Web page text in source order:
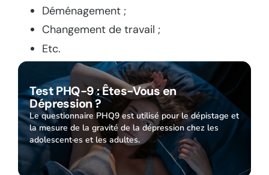
Déménagement ;
Changement de travail ;
Etc.
Test PHQ-9 : Êtes-Vous en
Dépression ?
Le questionnaire PHQ9 est utilisé pour le dépistage et
la mesure de la gravité de la dépression chez les
adolescent·es et les adultes.